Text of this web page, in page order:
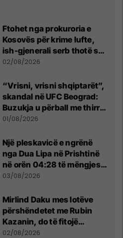
Ftohet nga prokuroria e
Kosovës për krime lufte,
ish-gjenerali serb thotë se
dikush e tradhtoi në
02/08/2026
“Vrisni, vrisni shqiptarët”,
skandal në UFC Beograd:
Buzukja u përball me thirrje
anti-shqiptare nga
01/08/2026
Një pleskavicë e ngrënë
nga Dua Lipa në Prishtinë
në orën 04:28 të mëngjesit
- dhe bota digjitale serbe
03/08/2026
Mirlind Daku mes lotëve
përshëndetet me Rubin
Kazanin, do të fitojë
miliona te Spartak Moska
02/08/2026